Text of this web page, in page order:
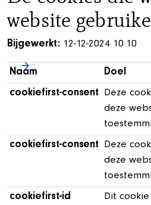
website
Bijgewerkt: 12-12-2024 10:10
Naam
Doel
cookiefirst-consent
Deze
deze
cookiefirst-consent
Deze
deze
cookiefirst-id
Dit